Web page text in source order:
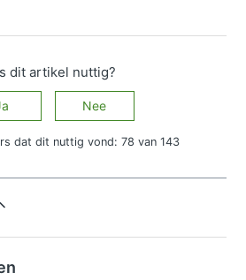
dit artikel nuttig?
Nee
dat dit nuttig vond: 78 van 143